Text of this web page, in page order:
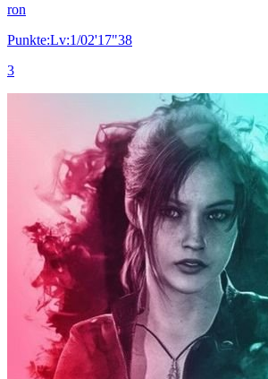
ron
Punkte:Lv:1/02'17"38
3